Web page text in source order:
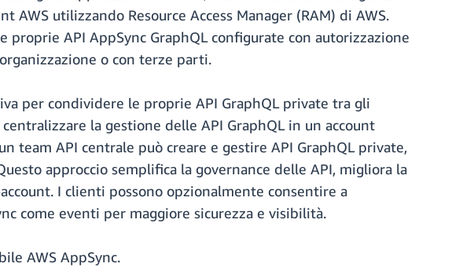
utilizzando Resource Access Manager (RAM) di AWS.
API AppSync GraphQL configurate con autorizzazione
o con terze parti.
per condividere le proprie API GraphQL private tra gli
la gestione delle API GraphQL in un account
team API centrale può creare e gestire API GraphQL private,
approccio semplifica la governance delle API, migliora la
I clienti possono opzionalmente consentire a
come eventi per maggiore sicurezza e visibilità.
AWS AppSync.